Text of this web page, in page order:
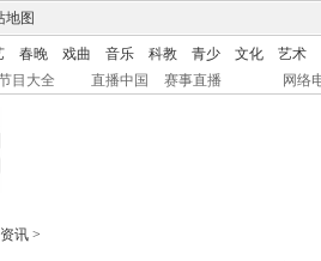
地图
春晚 戏曲 音乐 科教 青少 文化
艺术
目大全 直播中国 赛事直播 网络
讯 >